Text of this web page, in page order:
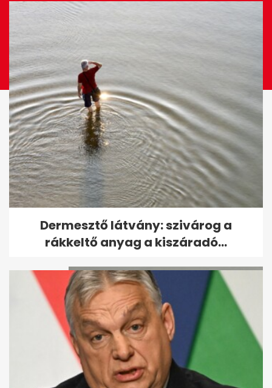
Galambos Lajos megszólalt
felesége haláláról
Dermesztő látvány: szivárog a
rákkeltő anyag a kiszáradó...